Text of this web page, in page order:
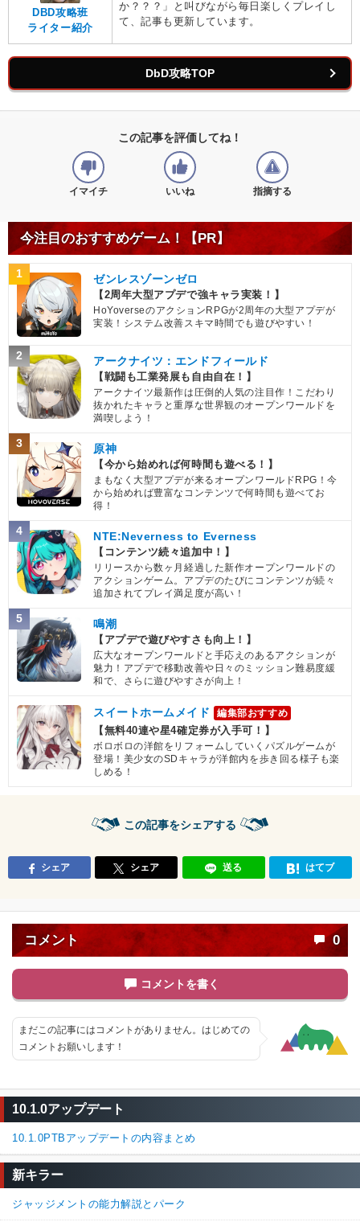
DBD攻略班
ライター紹介
か？？？」と叫びながら毎日楽しくプレイし
て、記事も更新しています。
DbD攻略TOP
この記事を評価してね！
イマイチ いいね 指摘する
今注目のおすすめゲーム！【PR】
1 ゼンレスゾーンゼロ
【2周年大型アプデで強キャラ実装！】
HoYoverseのアクションRPGが2周年の大型アプデが
実装！システム改善スキマ時間でも遊びやすい！
2 アークナイツ：エンドフィールド
【戦闘も工業発展も自由自在！】
アークナイツ最新作は圧倒的人気の注目作！こだわり
抜かれたキャラと重厚な世界観のオープンワールドを
満喫しよう！
3 原神
【今から始めれば何時間も遊べる！】
まもなく大型アプデが来るオープンワールドRPG！今
から始めれば豊富なコンテンツで何時間も遊べてお
得！
4 NTE:Neverness to Everness
【コンテンツ続々追加中！】
リリースから数ヶ月経過した新作オープンワールドの
アクションゲーム。アプデのたびにコンテンツが続々
追加されてプレイ満足度が高い！
5 鳴潮
【アプデで遊びやすさも向上！】
広大なオープンワールドと手応えのあるアクションが
魅力！アプデで移動改善や日々のミッション難易度緩
和で、さらに遊びやすさが向上！
スイートホームメイド 編集部おすすめ
【無料40連や星4確定券が入手可！】
ボロボロの洋館をリフォームしていくパズルゲームが
登場！美少女のSDキャラが洋館内を歩き回る様子も楽
しめる！
この記事をシェアする
シェア シェア 送る はてブ
コメント 0
コメントを書く
まだこの記事にはコメントがありません。はじめての
コメントお願いします！
10.1.0アップデート
10.1.0PTBアップデートの内容まとめ
新キラー
ジャッジメントの能力解説とパーク